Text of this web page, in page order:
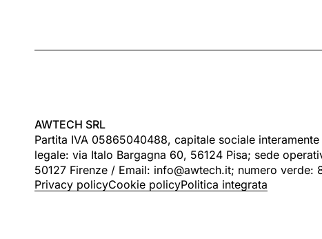
AWTECH SRL
Partita IVA 05865040488, capitale sociale
legale: via Italo Bargagna 60, 56124 Pisa; sede
50127 Firenze / Email: info@awtech.it; numero verde:
Privacy policyCookie policyPolitica integrata